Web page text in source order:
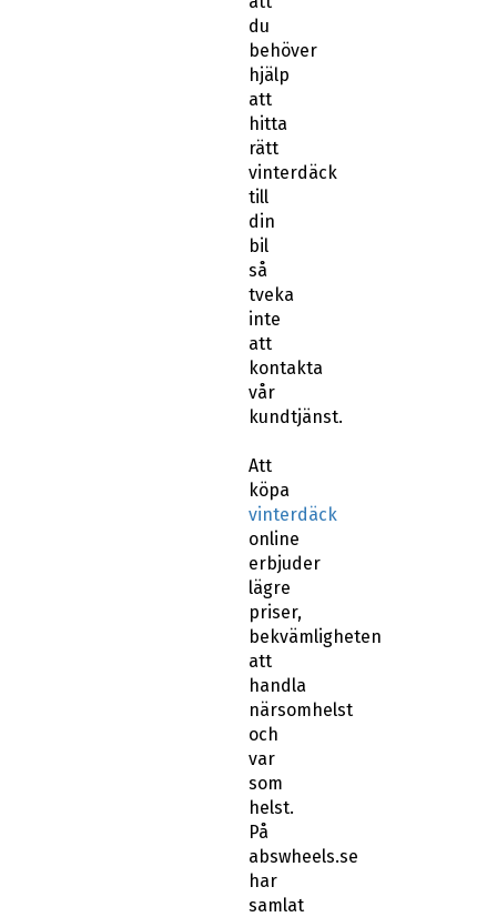
du
behöver
hjälp
att
hitta
rätt
vinterdäck
till
din
bil
så
tveka
inte
att
kontakta
vår
kundtjänst.
Att
köpa
vinterdäck
online
erbjuder
lägre
priser,
bekvämligheten
att
handla
närsomhelst
och
var
som
helst.
På
abswheels.se
har
samlat